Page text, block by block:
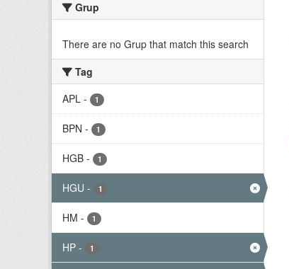
Grup
There are no Grup that match this search
Tag
APL - 1
BPN - 1
HGB - 1
HGU - 1
HM - 1
HP - 1